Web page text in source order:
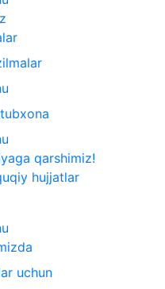
qarshimiz!
hujjatlar
uchun